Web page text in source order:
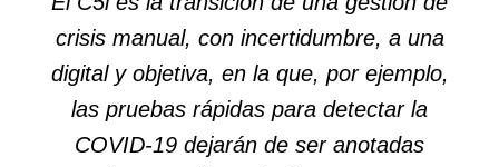
crisis manual, con incertidumbre, a una
digital y objetiva, en la que, por ejemplo,
las pruebas rápidas para detectar la
COVID-19 dejarán de ser anotadas